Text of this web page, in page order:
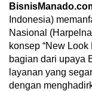
Indonesia)
Nasional
konsep “New
bagian dari upaya
layanan yang
dengan